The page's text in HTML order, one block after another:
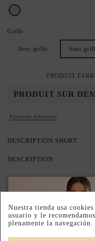
nu
Grille
Avec grille Sans
PRODUIT
PRODUIT SUR
Paiement échelonné
DESCRIPTION SHORT
DESCRIPTION
Complete your look
Nuestra tienda usa
usuario y le
plenamente la navegación.